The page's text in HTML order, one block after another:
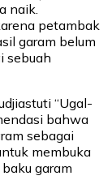
naik.
petambak
garam belum
sebuah
“Ugal-
bahwa
sebagai
membuka
garam